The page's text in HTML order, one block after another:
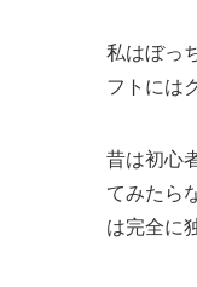
私はぼっ
フトには
昔は初心
てみたら
は完全に